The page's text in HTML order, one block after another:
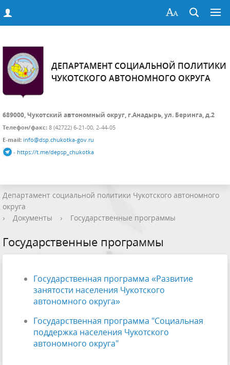
ДЕПАРТАМЕНТ СОЦИАЛЬНОЙ ПОЛИТИКИ
ЧУКОТСКОГО АВТОНОМНОГО ОКРУГА
689000, Чукотский автономный округ, г.Анадырь, ул. Беринга, д.2
Телефон/факс: 8 (42722) 6-21-00, 2-44-05
E-mail: info@dsp.chukotka-gov.ru
- https://t.me/depsp_chukotka
Департамент социальной политики Чукотского автономного
округа
›
Документы › Государственные программы
Государственные программы
Государственная программа «Развитие
занятости населения Чукотского
автономного округа»
Государственная программа "Социальная
поддержка населения Чукотского
автономного округа"